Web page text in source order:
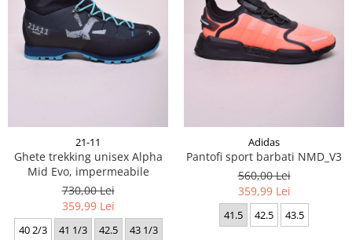
21-11
Ghete trekking unisex Alpha
Mid Evo, impermeabile
730,00 Lei
359,99 Lei
40 2/3 41 1/3 42.5 43 1/3
Adidas
Pantofi sport barbati NMD_V3
560,00 Lei
359,99 Lei
41.5 42.5 43.5